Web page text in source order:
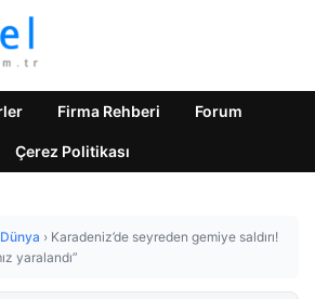
Firma Rehberi Forum
Çerez Politikası
Dünya › Karadeniz’de seyreden gemiye saldırı!
yaralandı”